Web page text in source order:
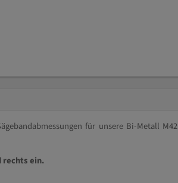
für unsere Bi-Metall M42
rechts ein.